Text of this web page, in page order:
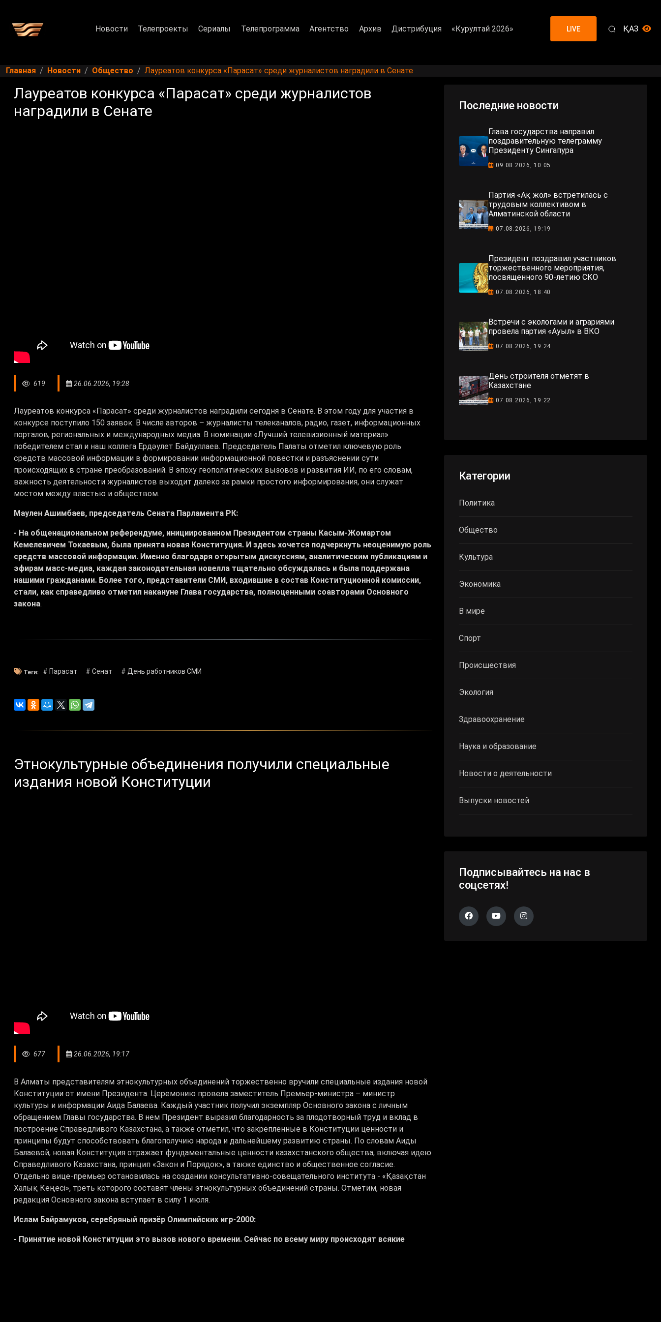
Новости Телепроекты Сериалы Телепрограмма Агентство Архив Дистрибуция «Курултай 2026» LIVE ҚАЗ
Главная Новости Общество Лауреатов конкурса «Парасат» среди журналистов наградили в Сенате
Лауреатов конкурса «Парасат» среди журналистов
наградили в Сенате
619 26.06.2026, 19:28
Лауреатов конкурса «Парасат» среди журналистов наградили сегодня в Сенате. В этом году для участия в
конкурсе поступило 150 заявок. В числе авторов – журналисты телеканалов, радио, газет, информационных
порталов, региональных и международных медиа. В номинации «Лучший телевизионный материал»
победителем стал и наш коллега Ердәулет Байдуллаев. Председатель Палаты отметил ключевую роль
средств массовой информации в формировании информационной повестки и разъяснении сути
происходящих в стране преобразований. В эпоху геополитических вызовов и развития ИИ, по его словам,
важность деятельности журналистов выходит далеко за рамки простого информирования, они служат
мостом между властью и обществом.
Маулен Ашимбаев, председатель Сената Парламента РК:
- На общенациональном референдуме, инициированном Президентом страны Касым-Жомартом
Кемелевичем Токаевым, была принята новая Конституция. И здесь хочется подчеркнуть неоценимую роль
средств массовой информации. Именно благодаря открытым дискуссиям, аналитическим публикациям и
эфирам масс-медиа, каждая законодательная новелла тщательно обсуждалась и была поддержана
нашими гражданами. Более того, представители СМИ, входившие в состав Конституционной комиссии,
стали, как справедливо отметил накануне Глава государства, полноценными соавторами Основного
закона.
Теги: # Парасат # Сенат # День работников СМИ
Этнокультурные объединения получили специальные
издания новой Конституции
677 26.06.2026, 19:17
В Алматы представителям этнокультурных объединений торжественно вручили специальные издания новой
Конституции от имени Президента. Церемонию провела заместитель Премьер-министра – министр
культуры и информации Аида Балаева. Каждый участник получил экземпляр Основного закона с личным
обращением Главы государства. В нем Президент выразил благодарность за плодотворный труд и вклад в
построение Справедливого Казахстана, а также отметил, что закрепленные в Конституции ценности и
принципы будут способствовать благополучию народа и дальнейшему развитию страны. По словам Аиды
Балаевой, новая Конституция отражает фундаментальные ценности казахстанского общества, включая идею
Справедливого Казахстана, принцип «Закон и Порядок», а также единство и общественное согласие.
Отдельно вице-премьер остановилась на создании консультативно-совещательного института - «Қазақстан
Халық Кеңесі», треть которого составят члены этнокультурных объединений страны. Отметим, новая
редакция Основного закона вступает в силу 1 июля.
Ислам Байрамуков, серебряный призёр Олимпийских игр-2000:
- Принятие новой Конституции это вызов нового времени. Сейчас по всему миру происходят всякие
тектонические сдвиги, в том числе Казахстан, наша страна, наша Родина не должны отставать от этих
Последние новости
Глава государства направил
поздравительную телеграмму
Президенту Сингапура
09.08.2026, 10:05
Партия «Ақ жол» встретилась с
трудовым коллективом в
Алматинской области
07.08.2026, 19:19
Президент поздравил участников
торжественного мероприятия,
посвященного 90-летию СКО
07.08.2026, 18:40
Встречи с экологами и аграриями
провела партия «Ауыл» в ВКО
07.08.2026, 19:24
День строителя отметят в
Казахстане
07.08.2026, 19:22
Категории
Политика
Общество
Культура
Экономика
В мире
Спорт
Происшествия
Экология
Здравоохранение
Наука и образование
Новости о деятельности
Выпуски новостей
Подписывайтесь на нас в
соцсетях!